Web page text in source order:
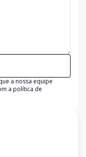
a nossa equipe
a política de